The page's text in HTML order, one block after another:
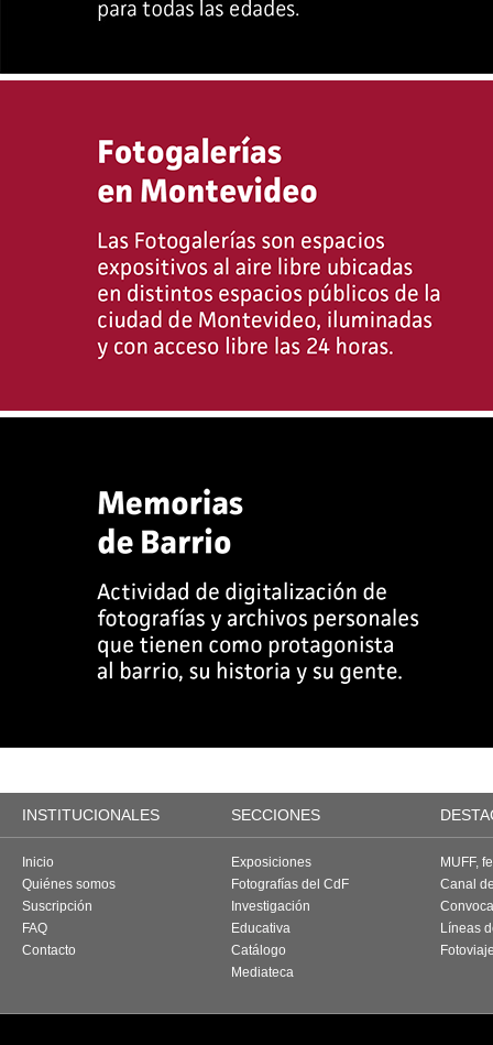
INSTITUCIONALES SECCIONES
Inicio
Quiénes somos
Suscripción
FAQ
Contacto
Exposiciones
Fotografías del CdF
Investigación
Educativa
Catálogo
Mediateca
MUFF,
Canal
Líneas